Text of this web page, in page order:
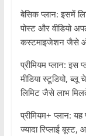
बेसिक प्लान: इसमें
पोस्ट और वीडियो
कस्टमाइजेशन जैसे
प्रीमियम प्लान: इस
मीडिया स्टूडियो,
लिमिट जैसे लाभ
प्रीमियम+ प्लान:
ज्यादा रिप्लाई